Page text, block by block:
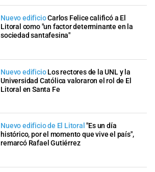
Nuevo edificioCarlos Felice calificó a El
Litoral como "un factor determinante en la
sociedad santafesina"
Nuevo edificio Los rectores de la UNL y la
Universidad Católica valoraron el rol de El
Litoral en Santa Fe
Nuevo edificio de El Litoral "Es un día
histórico, por el momento que vive el país",
remarcó Rafael Gutiérrez